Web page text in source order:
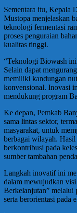
Sementara itu, Kepala
Mustopa menjelaskan
teknologi fermentasi
proses penguraian
kualitas tinggi.
“Teknologi Biowash
Selain dapat
memiliki kandungan
konvensional. Inovasi
mendukung program
Ke depan, Pemkab
sama lintas sektor,
masyarakat, untuk
berbagai wilayah.
berkontribusi pada
sumber tambahan
Langkah inovatif ini
dalam mewujudkan
Berkelanjutan” melalui
serta berorientasi pada